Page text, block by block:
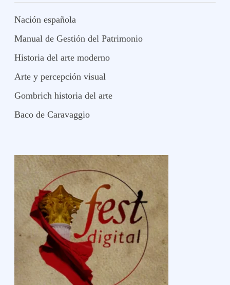
Nación española
Manual de Gestión del Patrimonio
Historia del arte moderno
Arte y percepción visual
Gombrich historia del arte
Baco de Caravaggio